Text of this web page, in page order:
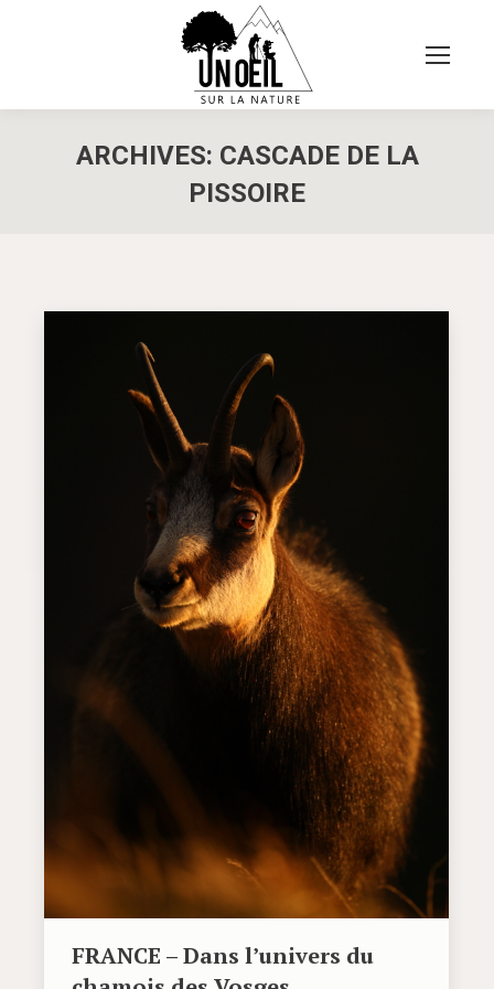
ARCHIVES: CASCADE DE LA
PISSOIRE
FRANCE – Dans l’univers du